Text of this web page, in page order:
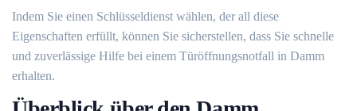
Indem Sie einen Schlüsseldienst wählen, der all diese
Eigenschaften erfüllt, können Sie sicherstellen, dass Sie schnelle
und zuverlässige Hilfe bei einem Türöffnungsnotfall in Damm
erhalten.​